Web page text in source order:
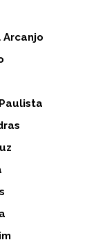
Arcanjo
Paulista